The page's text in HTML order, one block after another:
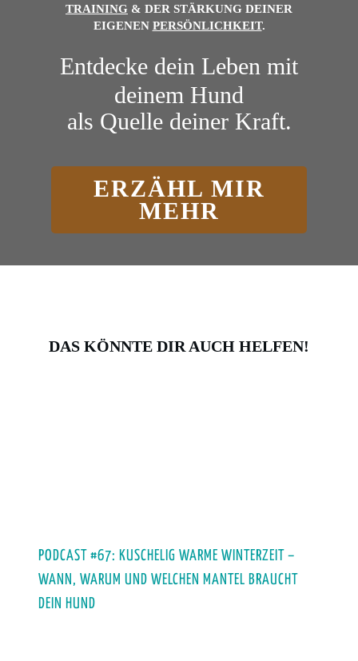
TRAINING & DER STÄRKUNG DEINER
EIGENEN PERSÖNLICHKEIT.
Entdecke dein Leben mit
deinem Hund
als Quelle deiner Kraft.
ERZÄHL MIR
MEHR
DAS KÖNNTE DIR AUCH HELFEN!
PODCAST #67: KUSCHELIG WARME WINTERZEIT –
WANN, WARUM UND WELCHEN MANTEL BRAUCHT
DEIN HUND